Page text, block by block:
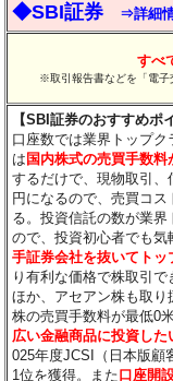
◆SBI証券 ⇒詳細
すべ
※取引報告書などを「電子
【SBI証券のおすすめポ
口座数では業界トップ
は 国内株式の売買手数料
するだけで、現物取引
円になるので、売買コ
る。投資信託の数が業
ので、投資初心者でも気
手証券会社を抜いてトッ
り有利な価格で株取引
ほか、アセアン株も取
株の売買手数料が最低0
広い金融商品に投資した
025年度JCSI（日本版顧
1位を獲得。また口座開